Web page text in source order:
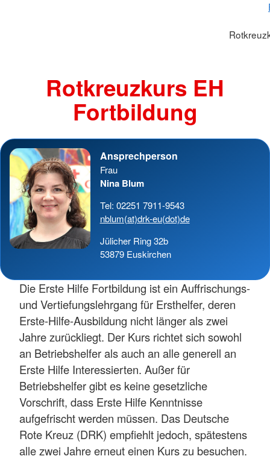
Rotkreuzkurs EH
Fortbildung
Ansprechperson
Frau
Nina Blum
Tel: 02251 7911-9543
nblum(at)drk-eu(dot)de
Jülicher Ring 32b
53879 Euskirchen
Die Erste Hilfe Fortbildung ist ein Auffrischungs-
und Vertiefungslehrgang für Ersthelfer, deren
Erste-Hilfe-Ausbildung nicht länger als zwei
Jahre zurückliegt. Der Kurs richtet sich sowohl
an Betriebshelfer als auch an alle generell an
Erste Hilfe Interessierten. Außer für
Betriebshelfer gibt es keine gesetzliche
Vorschrift, dass Erste Hilfe Kenntnisse
aufgefrischt werden müssen. Das Deutsche
Rote Kreuz (DRK) empfiehlt jedoch, spätestens
alle zwei Jahre erneut einen Kurs zu besuchen.